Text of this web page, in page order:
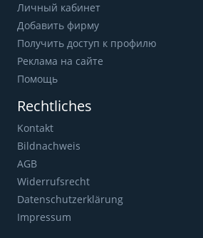
Личный кабинет
Добавить фирму
Получить доступ к профилю
Реклама на сайте
Помощь
Rechtliches
Kontakt
Bildnachweis
AGB
Widerrufsrecht
Datenschutzerklärung
Impressum